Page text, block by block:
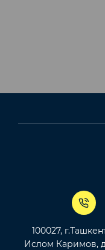
100027,
Ислом Каримов,